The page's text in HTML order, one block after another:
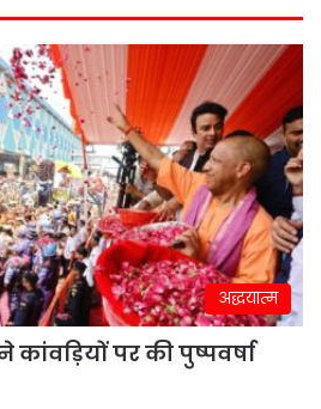
अद्धयात्म
पर की पुष्पवर्षा